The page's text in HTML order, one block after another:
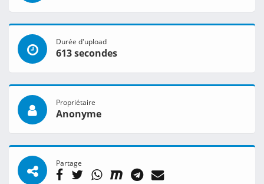
Durée d'upload
613 secondes
Propriétaire
Anonyme
Partage